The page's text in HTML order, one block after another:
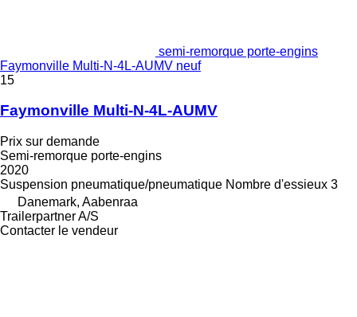
semi-remorque porte-engins
Faymonville Multi-N-4L-AUMV neuf
15
Faymonville Multi-N-4L-AUMV
Prix sur demande
Semi-remorque porte-engins
2020
Suspension pneumatique/pneumatique Nombre d'essieux 3
Danemark, Aabenraa
Trailerpartner A/S
Contacter le vendeur